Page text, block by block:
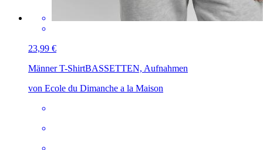
23,99 €
Männer T-ShirtBASSETTEN, Aufnahmen
von Ecole du Dimanche a la Maison